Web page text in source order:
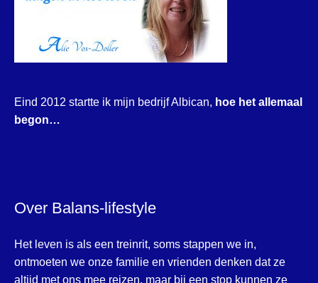
Eind 2012 startte ik mijn bedrijf Albican, hoe het allemaal
begon…
Over Balans-lifestyle
Het leven is als een treinrit, soms stappen we in,
ontmoeten we onze familie en vrienden denken dat ze
altijd met ons mee reizen, maar bij een stop kunnen ze